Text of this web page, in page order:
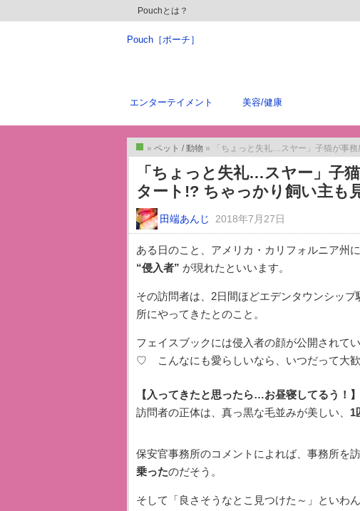
Pouchとは？
Pouch［ポーチ］
エンターテイメント 美容/健康
トップ
» ペット / 動物 » 「ちょっと失礼…スヤー」子猫が事務所に
「ちょっと失礼…スヤー」子
タート!? ちゃっかり飼い主も
田端あんじ 2018年7月27日
ある日のこと、アメリカ・カリフォルニア州
“侵入者” が現れたといいます。
その訪問者は、2日間ほどエデンタウンシッ
所にやってきたとのこと。
フェイスブックには侵入者の顔が公開され
♡ こんなにも愛らしいなら、いつだって大歓
【入ってきたと思ったら…お昼寝してるう！】
訪問者の正体は、真っ黒な毛並みが美しい、 1
保安官事務所のコメントによれば、事務所を訪
乗ったのだそう。
そして「良さそうなとこ見つけた～」といわ